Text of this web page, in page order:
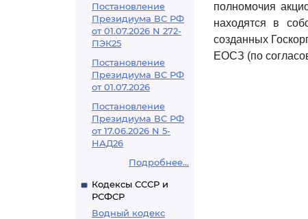
Постановление
Президиума ВС РФ
от 01.07.2026 N 272-
ПЭК25
Постановление
Президиума ВС РФ
от 01.07.2026
Постановление
Президиума ВС РФ
от 17.06.2026 N 5-
НАД26
Подробнее...
Кодексы СССР и
РСФСР
Водный кодекс
полномочия
находятся в
созданных
ЕОСЗ (по